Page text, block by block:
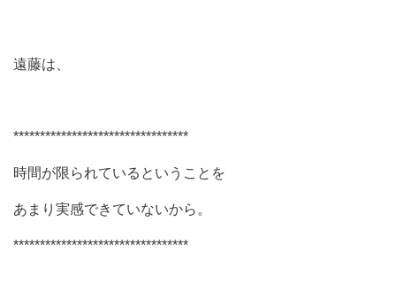
遠藤は、
*********************************
時間が限られているということを
あまり実感できていないから。
*********************************